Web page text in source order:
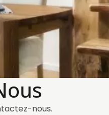
nous.